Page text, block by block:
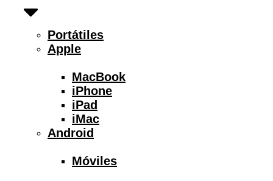
Portátiles
Apple
MacBook
iPhone
iPad
iMac
Android
Móviles